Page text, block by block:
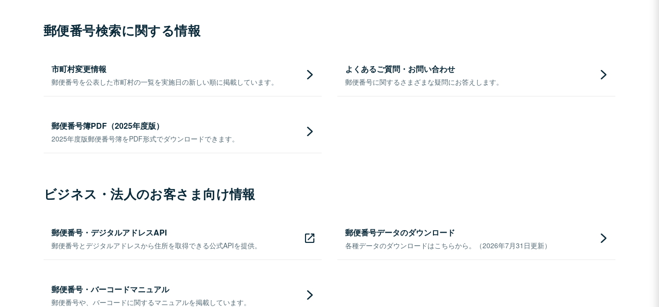
郵便番号検索に関する情報
市町村変更情報
郵便番号を公表した市町村の一覧を実施日の新しい順に掲載しています。
よくあるご質問・お問い合わせ
郵便番号に関するさまざまな疑問にお答えします。
郵便番号簿PDF（2025年度版）
2025年度版郵便番号簿をPDF形式でダウンロードできます。
ビジネス・法人のお客さま向け情報
郵便番号・デジタルアドレスAPI
郵便番号とデジタルアドレスから住所を取得できる公式APIを提供。
郵便番号データのダウンロード
各種データのダウンロードはこちらから。（2026年7月31日更新）
郵便番号・バーコードマニュアル
郵便番号や、バーコードに関するマニュアルを掲載しています。